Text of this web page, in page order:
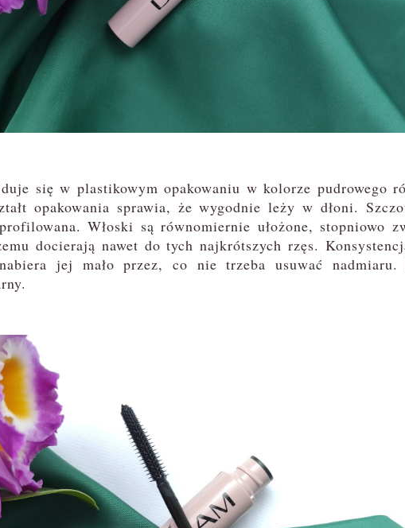
się w plastikowym opakowaniu w kolorze pudrowego
opakowania sprawia, że wygodnie leży w dłoni.
Włoski są równomiernie ułożone, stopniowo
docierają nawet do tych najkrótszych rzęs.
nabiera jej mało przez, co nie trzeba usuwać